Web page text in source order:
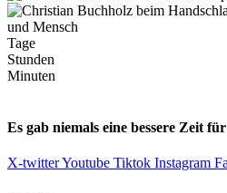
Tage
Stunden
Minuten
Es gab niemals eine bessere Zeit
X-twitterYoutube Tiktok Instagram